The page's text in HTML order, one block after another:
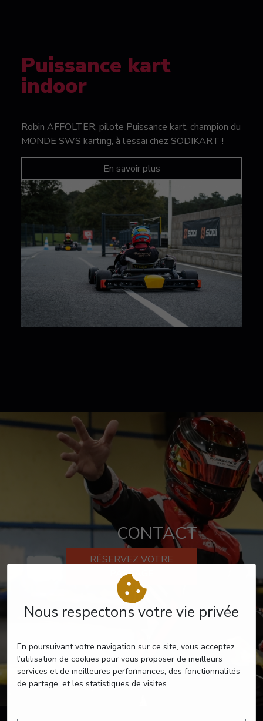
Nous respectons votre vie privée
En poursuivant votre navigation sur ce site, vous acceptez
l’utilisation de cookies pour vous proposer de meilleurs
services et de meilleures performances, des fonctionnalités
de partage, et les statistiques de visites.
Puissance kart
indoor
Robin AFFOLTER, pilote Puissance kart, champion du
MONDE SWS karting, à l’essai chez SODIKART !
En savoir plus
CONTACT
RÉSERVEZ VOTRE
PASSAGE